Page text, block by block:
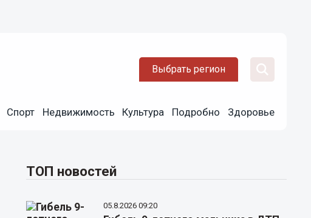
Выбрать регион
Спорт Недвижимость Культура Подробно Здоровье
ТОП новостей
05.8.2026 09:20